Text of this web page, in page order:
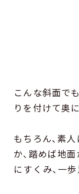
こんな斜面で
りを付けて奥
もちろん、素
か、踏めば地
にすくみ、一